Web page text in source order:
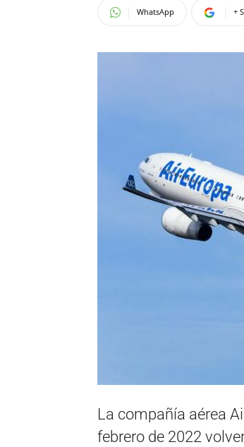
WhatsApp +
La compañía aérea
febrero de 2022